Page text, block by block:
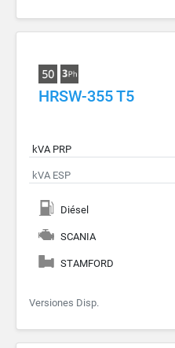
HRSW-355 T5
kVA PRP
kVA ESP
Diésel
SCANIA
STAMFORD
Versiones Disp.